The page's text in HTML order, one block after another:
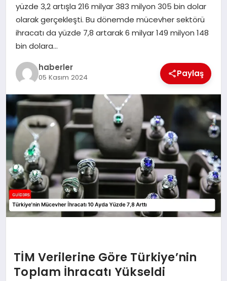
MAGAZIN
EĞITIM
yüzde 3,2 artışla 216 milyar 383 milyon 305 bin dolar
olarak gerçekleşti. Bu dönemde mücevher sektörü
ihracatı da yüzde 7,8 artarak 6 milyar 149 milyon 148
bin dolara…
haberler
05 Kasım 2024 Paylaş
TİM Verilerine Göre Türkiye’nin
Toplam İhracatı Yükseldi